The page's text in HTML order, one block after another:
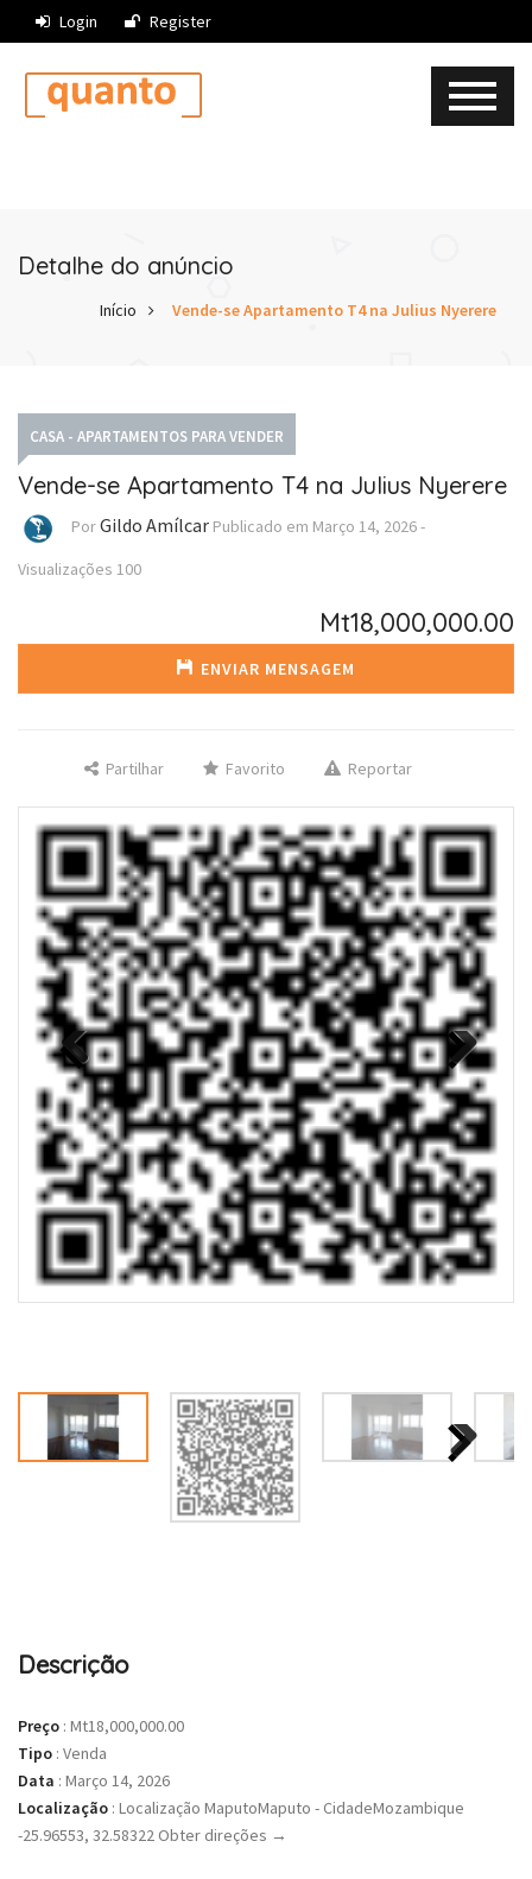
Login Register
Detalhe do anúncio
Início Vende-se Apartamento T4 na Julius Nyerere
CASA - APARTAMENTOS PARA VENDER
Vende-se Apartamento T4 na Julius Nyerere
PorGildo Amílcar Publicado em Março 14, 2026-
Visualizações 100
Mt18,000,000.00
ENVIAR MENSAGEM
Partilhar Favorito Reportar
Descrição
Preço : Mt18,000,000.00
Tipo : Venda
Data : Março 14, 2026
Localização : Localização MaputoMaputo - CidadeMozambique
-25.96553, 32.58322 Obter direções →